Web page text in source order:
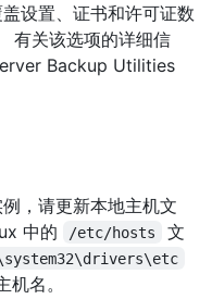
设置、证书和许可证数
有关该选项的详细信
Backup Utilities
，请更新本地主机文
中的
/etc/hosts
文
名。